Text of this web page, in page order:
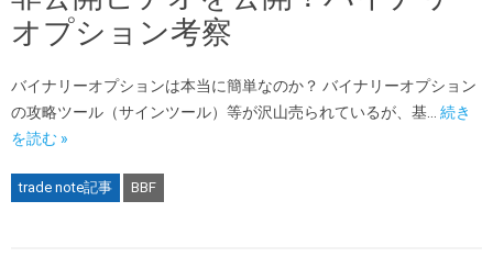
オプション考察
バイナリーオプションは本当に簡単なのか？ バイナリーオプション
の攻略ツール（サインツール）等が沢山売られているが、基… 続き
を読む »
trade note記事 BBF